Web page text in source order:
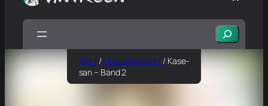
Suchen
Start / Unkategorisiert / Kase-
san – Band 2